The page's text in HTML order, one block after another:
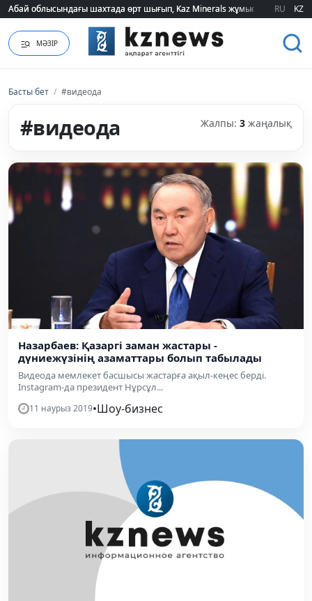
Абай облысындағы шахтада өрт шығып, Kaz Minerals жұмысшылары
Абай облысындағы шахтада өрт шығып, Kaz Minerals жұмысшылары
RU KZ
МӘЗІР
Басты бет / #видеода
#видеода Жалпы: 3 жаңалық
Назарбаев: Қазаргі заман жастары -
дүниежүзінің азаматтары болып табылады
Видеода мемлекет басшысы жастарға ақыл-кеңес берді.
Instagram-да президент Нұрсұл...
11 наурыз 2019•Шоу-бизнес